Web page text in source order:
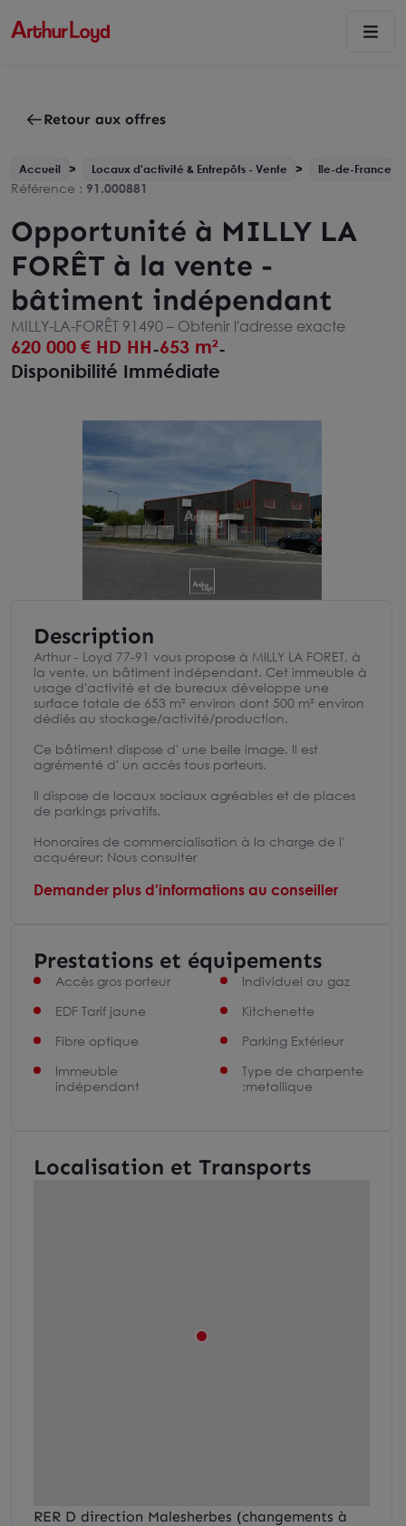
Retour aux offres
Accueil Locaux d'activité & Entrepôts - Vente Ile-de-France
Référence : 91.000881
Opportunité à MILLY LA
FORÊT à la vente -
bâtiment indépendant
MILLY-LA-FORÊT 91490 – Obtenir l'adresse exacte
620 000 € HD HH-653 m²-
Disponibilité Immédiate
Description
Arthur - Loyd 77-91 vous propose à MILLY LA FORET, à
la vente, un bâtiment indépendant. Cet immeuble à
usage d'activité et de bureaux développe une
surface totale de 653 m² environ dont 500 m² environ
dédiés au stockage/activité/production.
Ce bâtiment dispose d' une belle image. Il est
agrémenté d' un accès tous porteurs.
Il dispose de locaux sociaux agréables et de places
de parkings privatifs.
Honoraires de commercialisation à la charge de l'
acquéreur: Nous consulter
Demander plus d'informations au conseiller
Prestations et équipements
Accès gros porteur
EDF Tarif jaune
Fibre optique
Immeuble
indépendant
Individuel au gaz
Kitchenette
Parking Extérieur
Type de charpente
:metallique
Localisation et Transports
RER D direction Malesherbes (changements à